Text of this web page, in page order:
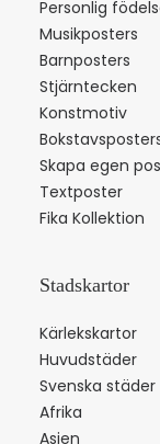
Personlig
Musikposters
Barnposters
Stjärntecken
Konstmotiv
Skapa egen
Textposter
Fika Kollektion
Stadskartor
Kärlekskartor
Huvudstäder
Svenska städer
Afrika
Asien